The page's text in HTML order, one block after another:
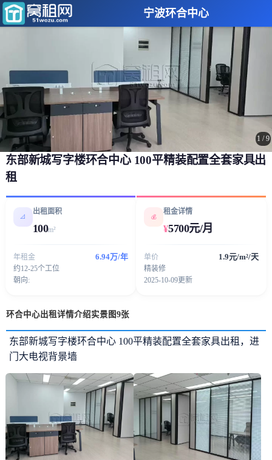
宁波环合中心
1 /9
东部新城写字楼环合中心 ​100平精装配置全套家具出
租
📐
出租面积
100m²
年租金 6.94万/年
约12-25个工位
朝向:
💰
租金详情
¥5700元/月
单价 1.9元/m²/天
精装修
2025-10-09更新
环合中心出租详情介绍实景图9张
东部新城写字楼环合中心 100平精装配置全套家具出租，进
门大电视背景墙